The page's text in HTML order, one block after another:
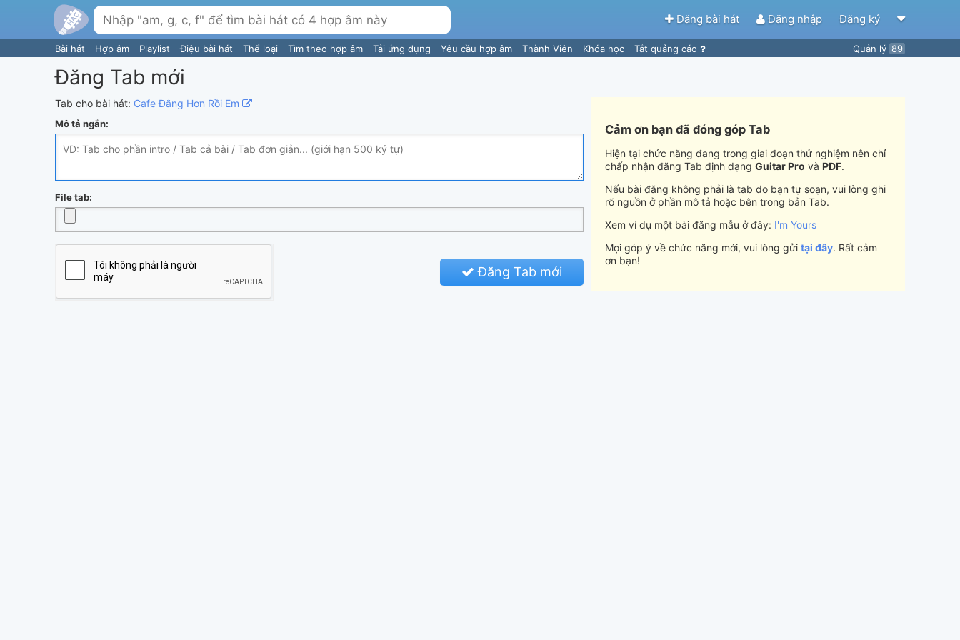
Đăng bài hát Đăng nhập Đăng ký
Bài hát Hợp âm Playlist Điệu bài hát Thể loại Tìm theo hợp âm Tải ứng dụng Yêu cầu hợp âm Thành Viên Khóa học Tắt quảng cáo Quản lý 89
Đăng Tab mới
Tab cho bài hát: Cafe Đắng Hơn Rồi Em
Mô tả ngắn:
File tab:
Đăng Tab mới
Cảm ơn bạn đã đóng góp Tab
Hiện tại chức năng đang trong giai đoạn thử nghiệm nên chỉ
chấp nhận đăng Tab định dạng Guitar Pro và PDF.
Nếu bài đăng không phải là tab do bạn tự soạn, vui lòng ghi
rõ nguồn ở phần mô tả hoặc bên trong bản Tab.
Xem ví dụ một bài đăng mẫu ở đây: I'm Yours
Mọi góp ý về chức năng mới, vui lòng gửi tại đây. Rất cảm
ơn bạn!